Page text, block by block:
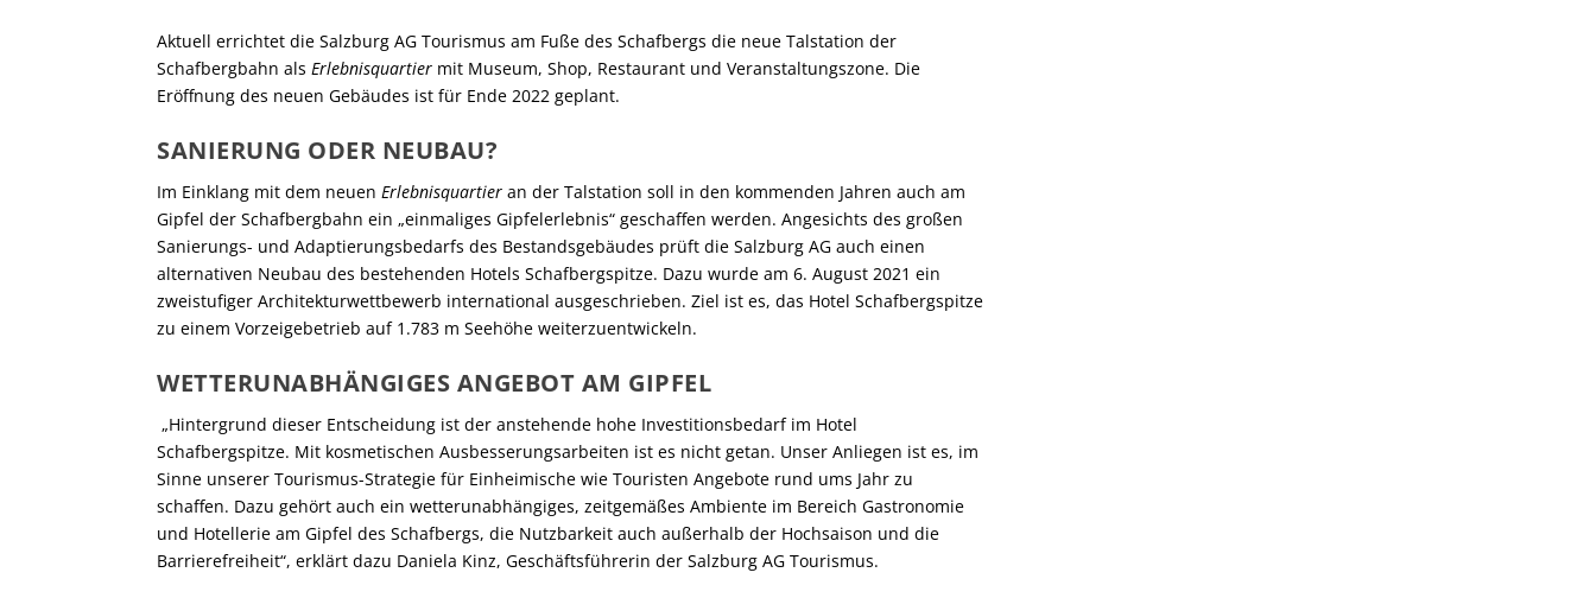
Aktuell errichtet die Salzburg AG Tourismus am Fuße des Schafbergs die neue Talstation der
Schafbergbahn als Erlebnisquartier mit Museum, Shop, Restaurant und Veranstaltungszone. Die
Eröffnung des neuen Gebäudes ist für Ende 2022 geplant.
SANIERUNG ODER NEUBAU?
Im Einklang mit dem neuen Erlebnisquartier an der Talstation soll in den kommenden Jahren auch am
Gipfel der Schafbergbahn ein „einmaliges Gipfelerlebnis“ geschaffen werden. Angesichts des großen
Sanierungs- und Adaptierungsbedarfs des Bestandsgebäudes prüft die Salzburg AG auch einen
alternativen Neubau des bestehenden Hotels Schafbergspitze. Dazu wurde am 6. August 2021 ein
zweistufiger Architekturwettbewerb international ausgeschrieben. Ziel ist es, das Hotel Schafbergspitze
zu einem Vorzeigebetrieb auf 1.783 m Seehöhe weiterzuentwickeln.
WETTERUNABHÄNGIGES ANGEBOT AM GIPFEL
„Hintergrund dieser Entscheidung ist der anstehende hohe Investitionsbedarf im Hotel
Schafbergspitze. Mit kosmetischen Ausbesserungsarbeiten ist es nicht getan. Unser Anliegen ist es, im
Sinne unserer Tourismus-Strategie für Einheimische wie Touristen Angebote rund ums Jahr zu
schaffen. Dazu gehört auch ein wetterunabhängiges, zeitgemäßes Ambiente im Bereich Gastronomie
und Hotellerie am Gipfel des Schafbergs, die Nutzbarkeit auch außerhalb der Hochsaison und die
Barrierefreiheit“, erklärt dazu Daniela Kinz, Geschäftsführerin der Salzburg AG Tourismus.